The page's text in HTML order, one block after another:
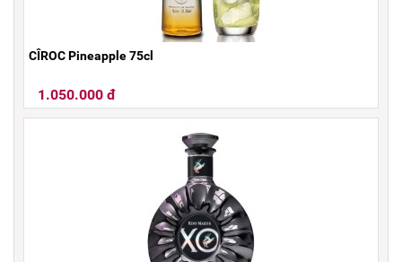
CÎROC Pineapple 75cl
1.050.000 đ